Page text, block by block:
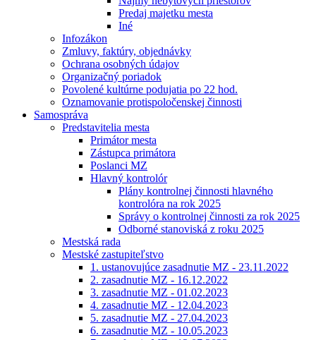
Predaj majetku mesta
Iné
Infozákon
Zmluvy, faktúry, objednávky
Ochrana osobných údajov
Organizačný poriadok
Povolené kultúrne podujatia po 22 hod.
Oznamovanie protispoločenskej činnosti
Samospráva
Predstavitelia mesta
Primátor mesta
Zástupca primátora
Poslanci MZ
Hlavný kontrolór
Plány kontrolnej činnosti hlavného
kontrolóra na rok 2025
Správy o kontrolnej činnosti za rok 2025
Odborné stanoviská z roku 2025
Mestská rada
Mestské zastupiteľstvo
1. ustanovujúce zasadnutie MZ - 23.11.2022
2. zasadnutie MZ - 16.12.2022
3. zasadnutie MZ - 01.02.2023
4. zasadnutie MZ - 12.04.2023
5. zasadnutie MZ - 27.04.2023
6. zasadnutie MZ - 10.05.2023